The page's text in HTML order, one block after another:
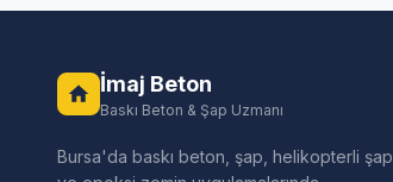
İmaj Beton
Baskı Beton & Şap Uzmanı
Bursa'da baskı beton, şap, helikopterli şap